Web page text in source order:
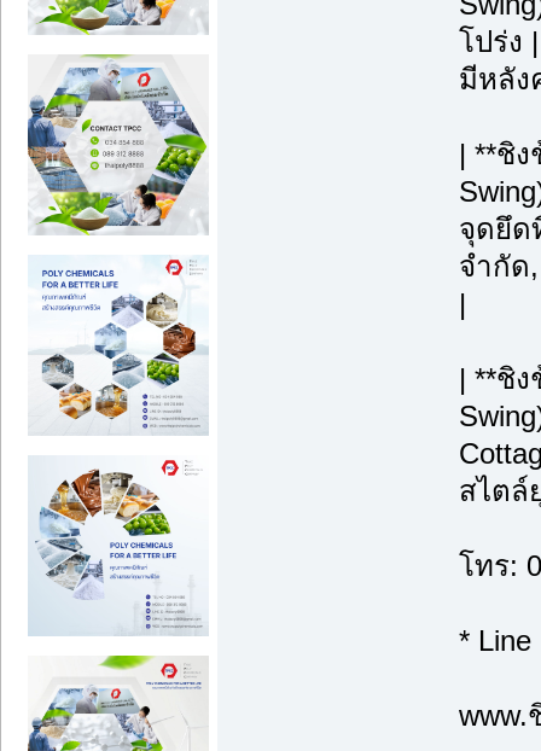
โปร่ง
มีหลัง
| **ชิ
จุดยึด
จำกัด
|
| **ชิง
สไตล์
โทร:
* Line
www.